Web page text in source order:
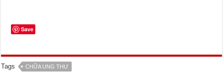
Save
Tags CHỮA UNG THƯ